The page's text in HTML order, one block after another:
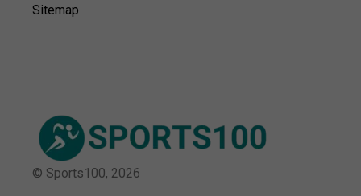
Sitemap
© Sports100, 2026